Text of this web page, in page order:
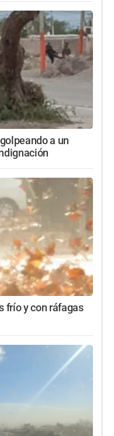
a un
frío y con ráfagas